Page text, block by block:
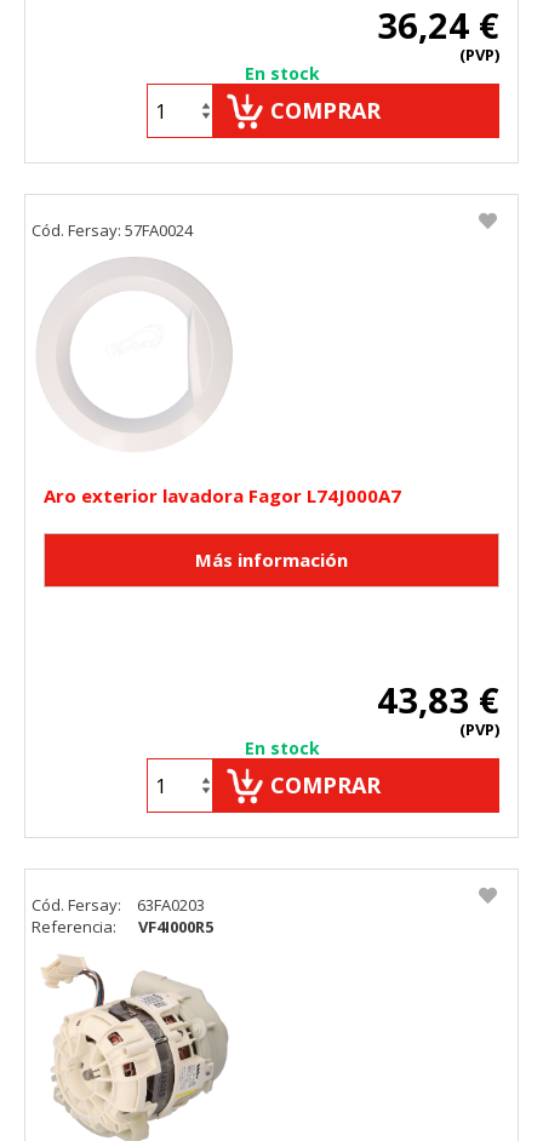
36,24 €
(PVP)
En stock
COMPRAR
Aro exterior lavadora Fagor L74J000A7
43,83 €
(PVP)
En stock
COMPRAR
Cód. Fersay: 57FA0024
Cód. Fersay:
63FA0203
Referencia:
VF4I000R5